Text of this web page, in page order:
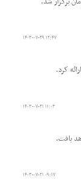
۱۴۰۳-۰۷-۲۹ ۱۲:۴۷
۱۴۰۳-۰۷-۲۱ ۱۱:۰۳
۱۴۰۳-۰۷-۲۱ ۰۹:۱۷